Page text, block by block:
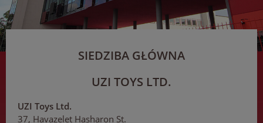
SIEDZIBA GŁÓWNA
UZI TOYS LTD.
UZI Toys Ltd.
37, Havazelet Hasharon St.